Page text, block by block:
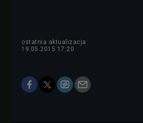
ostatnia aktualizacja:
19.05.2015 17:20